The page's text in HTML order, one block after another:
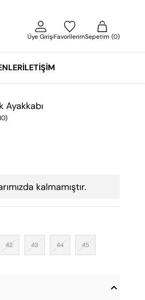
Üye GirişiFavorilerimSepetim 0
İLETIŞIM
Ayakkabı
kalmamıştır.
42 43 44 45